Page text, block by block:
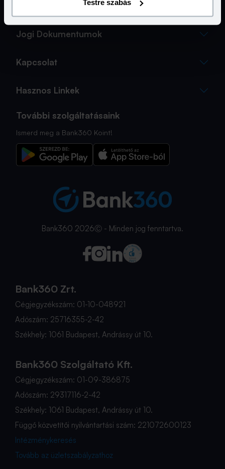
Testre szabás
Jogi Dokumentumok
Kapcsolat
Hasznos Linkek
További szolgáltatásaink
Ismerd meg a Bank360 Koint!
Bank360 2026Ⓒ - Minden jog fenntartva.
Bank360 Zrt.
Cégjegyzékszám: 01-10-048921
Adószám: 25716355-2-42
Székhely: 1061 Budapest, Andrássy út 10.
Bank360 Szolgáltató Kft.
Cégjegyzékszám: 01-09-386875
Adószám: 29317116-2-42
Székhely: 1061 Budapest, Andrássy út 10.
Függő közvetítői nyilvántartási szám: 221072600123
Intézménykeresés
Tovább az üzletszabályzathoz